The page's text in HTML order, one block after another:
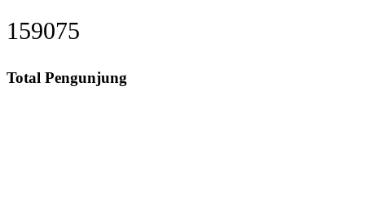
193573
Total Pengunjung